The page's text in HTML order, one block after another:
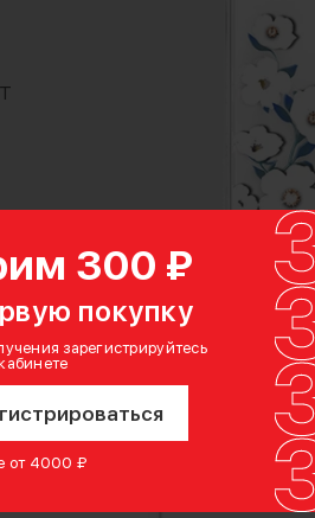
300 ₽
покупку
зарегистрируйтесь
от 4000 ₽